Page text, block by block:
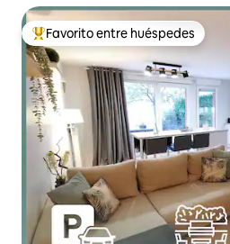
Favorito entre huéspedes preferido
Favorito entre huéspedes